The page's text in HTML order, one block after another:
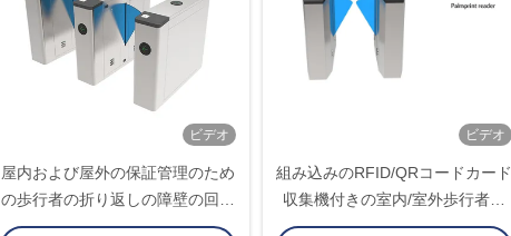
ビデオ
屋内および屋外の保証管理のため
の歩行者の折り返しの障壁の回転
木戸
ビデオ
組み込みのRFID/QRコードカード
収集機付きの室内/室外歩行者フ
ラップバリアゲート